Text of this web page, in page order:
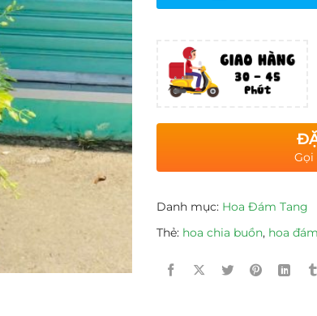
Gọi
Danh mục: Hoa Đám Tang
Thẻ: hoa chia buồn, hoa